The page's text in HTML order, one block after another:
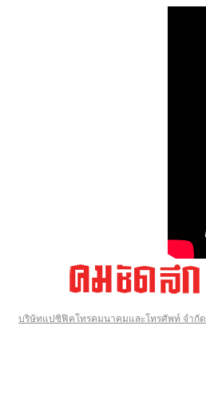
บริษัทแปซิฟิคโทรคมนาคมและโทรศัพท์ จำกัด